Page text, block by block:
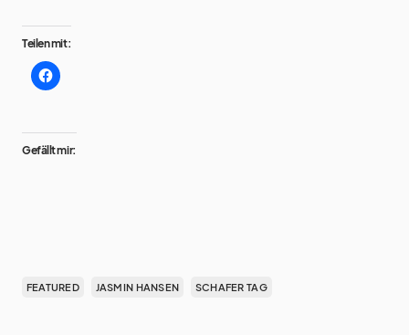
Teilen mit:
Gefällt mir:
FEATURED JASMIN HANSEN SCHAFER TAG